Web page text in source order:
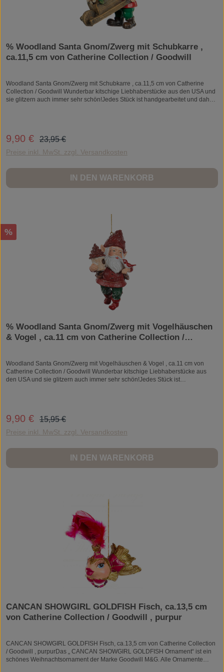
% Woodland Santa Gnom/Zwerg mit Schubkarre ,
ca.11,5 cm von Catherine Collection / Goodwill
Woodland Santa Gnom/Zwerg mit Schubkarre , ca.11,5 cm von Catherine
Collection / Goodwill Wunderbar kitschige Liebhaberstücke aus den USA und
sie glitzern auch immer sehr schön!Jedes Stück ist handgearbeitet und daher
Verkaufspreis:
9,90 € Regulärer Preis:
23,95 €
Preise inkl. MwSt. zzgl. Versandkosten
IN DEN WARENKORB
Rabatt
%
% Woodland Santa Gnom/Zwerg mit Vogelhäuschen
& Vogel , ca.11 cm von Catherine Collection /
Woodland Santa Gnom/Zwerg mit Vogelhäuschen & Vogel , ca.11 cm von
Catherine Collection / Goodwill Wunderbar kitschige Liebhaberstücke aus
den USA und sie glitzern auch immer sehr schön!Jedes Stück ist
Verkaufspreis:
9,90 € Regulärer Preis:
15,95 €
Preise inkl. MwSt. zzgl. Versandkosten
IN DEN WARENKORB
CANCAN SHOWGIRL GOLDFISH Fisch, ca.13,5 cm
von Catherine Collection / Goodwill , purpur
CANCAN SHOWGIRL GOLDFISH Fisch, ca.13,5 cm von Catherine Collection
/ Goodwill , purpurDas „ CANCAN SHOWGIRL GOLDFISH Ornament“ ist ein
schönes Weihnachtsornament der Marke Goodwill M&G. Alle Ornamente